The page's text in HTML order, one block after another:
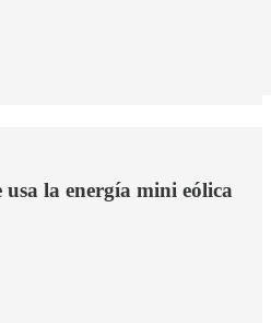
la energía mini eólica